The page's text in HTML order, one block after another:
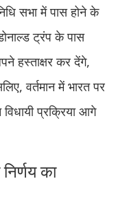
सभा में पास होने के
ट्रंप के पास
हस्ताक्षर कर देंगे,
वर्तमान में भारत पर
प्रक्रिया आगे
का